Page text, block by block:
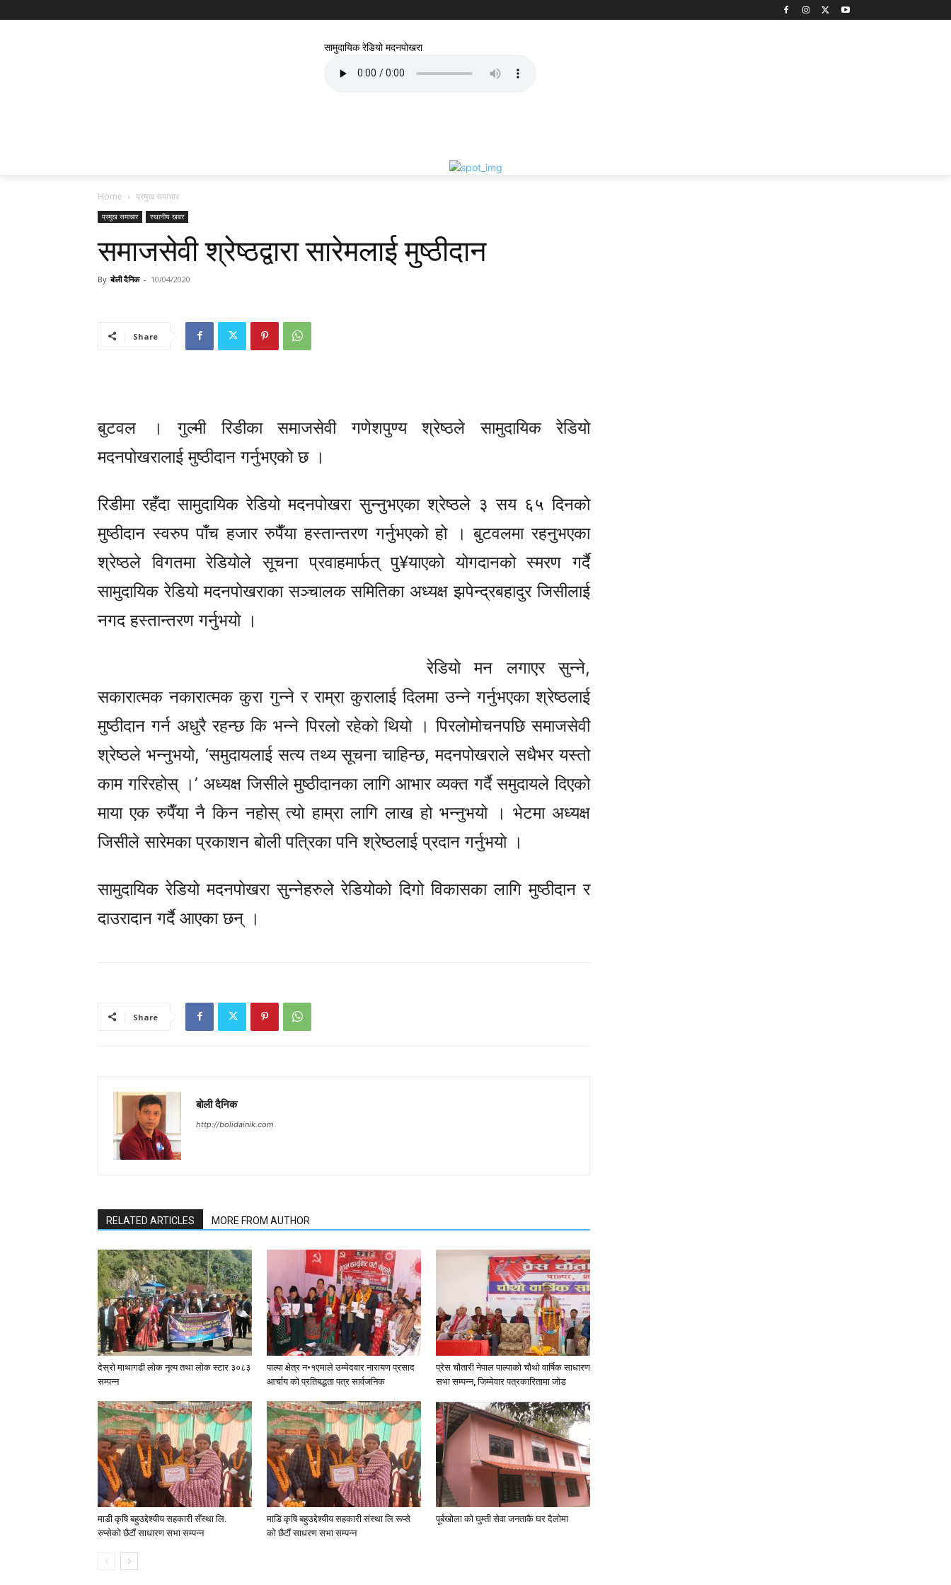
सामुदायिक रेडियो मदनपोखरा
Home प्रमुख समाचार
प्रमुख समाचार स्थानीय खबर
समाजसेवी श्रेष्ठद्वारा सारेमलाई मुष्ठीदान
By बोली दैनिक - 10/04/2020
Share
बुटवल । गुल्मी रिडीका समाजसेवी गणेशपुण्य श्रेष्ठले सामुदायिक रेडियो
मदनपोखरालाई मुष्ठीदान गर्नुभएको छ ।
रिडीमा रहँदा सामुदायिक रेडियो मदनपोखरा सुन्नुभएका श्रेष्ठले ३ सय ६५ दिनको
मुष्ठीदान स्वरुप पाँच हजार रुपैँया हस्तान्तरण गर्नुभएको हो । बुटवलमा रहनुभएका
श्रेष्ठले विगतमा रेडियोले सूचना प्रवाहमार्फत् पु¥याएको योगदानको स्मरण गर्दै
सामुदायिक रेडियो मदनपोखराका सञ्चालक समितिका अध्यक्ष झपेन्द्रबहादुर जिसीलाई
नगद हस्तान्तरण गर्नुभयो ।
रेडियो मन लगाएर सुन्ने,
सकारात्मक नकारात्मक कुरा गुन्ने र राम्रा कुरालाई दिलमा उन्ने गर्नुभएका श्रेष्ठलाई
मुष्ठीदान गर्न अधुरै रहन्छ कि भन्ने पिरलो रहेको थियो । पिरलोमोचनपछि समाजसेवी
श्रेष्ठले भन्नुभयो, ‘समुदायलाई सत्य तथ्य सूचना चाहिन्छ, मदनपोखराले सधैभर यस्तो
काम गरिरहोस् ।’ अध्यक्ष जिसीले मुष्ठीदानका लागि आभार व्यक्त गर्दै समुदायले दिएको
माया एक रुपैँया नै किन नहोस् त्यो हाम्रा लागि लाख हो भन्नुभयो । भेटमा अध्यक्ष
जिसीले सारेमका प्रकाशन बाेली पत्रिका पनि श्रेष्ठलाई प्रदान गर्नुभयाे ।
सामुदायिक रेडियो मदनपोखरा सुन्नेहरुले रेडियोको दिगो विकासका लागि मुष्ठीदान र
दाउरादान गर्दै आएका छन् ।
Share
बोली दैनिक
http://bolidainik.com
RELATED ARTICLES MORE FROM AUTHOR
देस्राे माथागढी लाेक नृत्य तथा लाेक स्टार ३०८३
सम्पन्न
पाल्पा क्षेत्र न•१एमाले उम्मेदवार नारायण प्रसाद
आर्चाय काे प्रतिबद्धता पत्र सार्वजनिक
प्रेस चौतारी नेपाल पाल्पाको चौथो वार्षिक साधारण
सभा सम्पन्न, जिम्मेवार पत्रकारितामा जोड
माडी कृषि बहुउद्देश्यीय सहकारी सँस्था लि.
रुप्सेको छैटाैं साधारण सभा सम्पन्न
माडि कृषि बहुउद्देश्यीय सहकारी संस्था लि रूप्से
काे छैटाैं साधरण सभा सम्पन्न
पूर्बखाेला काे घुम्ती सेवा जनताकै घर दैलाेमा